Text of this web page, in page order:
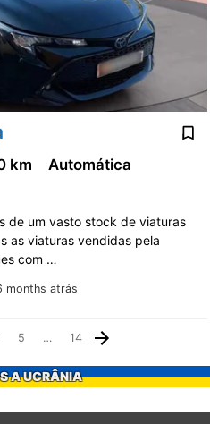
months atrás
km
Automática
de um vasto stock de viaturas
as viaturas vendidas pela
com …
5 … 14
A UCRÂNIA